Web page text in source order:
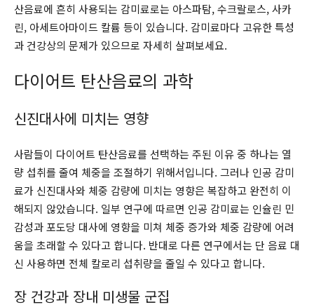
산음료에 흔히 사용되는 감미료로는 아스파탐, 수크랄로스, 사카
린, 아세트아마이드 칼륨 등이 있습니다. 감미료마다 고유한 특성
과 건강상의 문제가 있으므로 자세히 살펴보세요.
다이어트 탄산음료의 과학
신진대사에 미치는 영향
사람들이 다이어트 탄산음료를 선택하는 주된 이유 중 하나는 열
량 섭취를 줄여 체중을 조절하기 위해서입니다. 그러나 인공 감미
료가 신진대사와 체중 감량에 미치는 영향은 복잡하고 완전히 이
해되지 않았습니다. 일부 연구에 따르면 인공 감미료는 인슐린 민
감성과 포도당 대사에 영향을 미쳐 체중 증가와 체중 감량에 어려
움을 초래할 수 있다고 합니다. 반대로 다른 연구에서는 단 음료 대
신 사용하면 전체 칼로리 섭취량을 줄일 수 있다고 합니다.
장 건강과 장내 미생물 군집